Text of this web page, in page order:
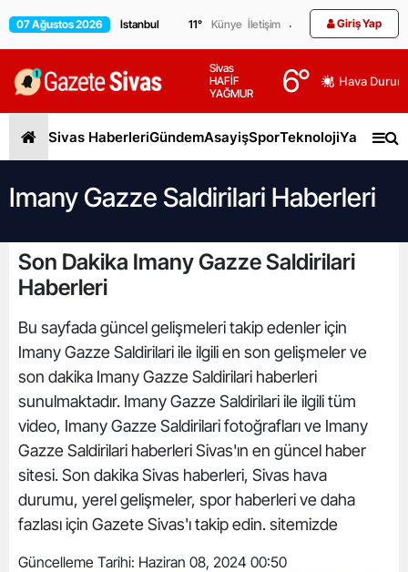
07 Ağustos 2026 11° Künye İletişim Giriş Yap
Sivas
HAFİF
YAĞMUR
6° Hava
Sivas HaberleriGündemAsayişSporTeknolojiYaşam
Imany Gazze Saldirilari Haberleri
Son Dakika Imany Gazze Saldirilari
Haberleri
Bu sayfada güncel gelişmeleri takip edenler için
Imany Gazze Saldirilari ile ilgili en son gelişmeler ve
son dakika Imany Gazze Saldirilari haberleri
sunulmaktadır. Imany Gazze Saldirilari ile ilgili tüm
video, Imany Gazze Saldirilari fotoğrafları ve Imany
Gazze Saldirilari haberleri Sivas'ın en güncel haber
sitesi. Son dakika Sivas haberleri, Sivas hava
durumu, yerel gelişmeler, spor haberleri ve daha
fazlası için Gazete Sivas'ı takip edin. sitemizde
Güncelleme Tarihi: Haziran 08, 2024 00:50